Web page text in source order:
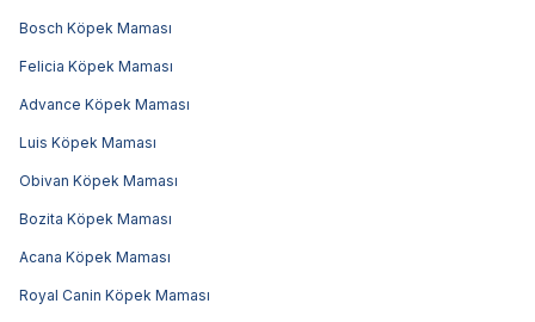
Bosch Köpek Maması
Felicia Köpek Maması
Advance Köpek Maması
Luis Köpek Maması
Obivan Köpek Maması
Bozita Köpek Maması
Acana Köpek Maması
Royal Canin Köpek Maması